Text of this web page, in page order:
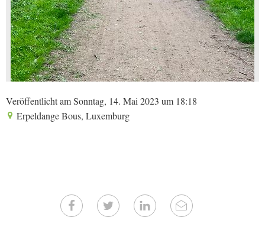
Veröffentlicht am Sonntag, 14. Mai 2023 um 18:18
Erpeldange Bous, Luxemburg